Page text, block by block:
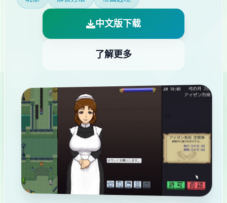
中文版下载
了解更多